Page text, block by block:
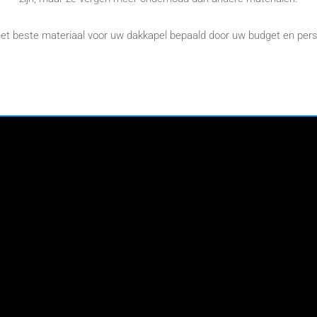
beste materiaal voor uw dakkapel bepaald door uw budget en